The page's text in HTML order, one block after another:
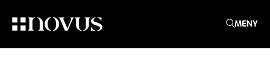
MENY